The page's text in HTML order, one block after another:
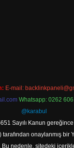
E-mail:
Whatsapp: 0262
@karabul
Sayılı Kanun
tarafından onaylanmış bir
Bu nedenle, sitedeki